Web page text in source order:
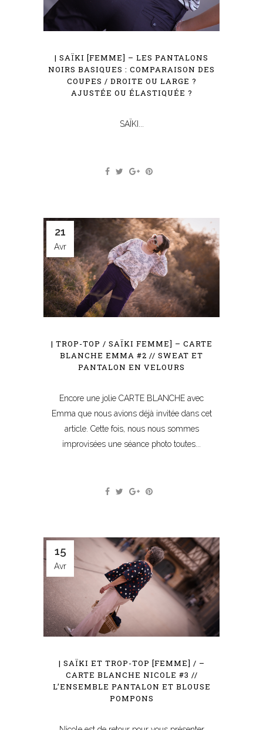
| SAÏKI [FEMME] – LES PANTALONS
NOIRS BASIQUES : COMPARAISON DES
COUPES / DROITE OU LARGE ?
AJUSTÉE OU ÉLASTIQUÉE ?
SAÏKI...
21
Avr
| TROP-TOP / SAÏKI FEMME] – CARTE
BLANCHE EMMA #2 // SWEAT ET
PANTALON EN VELOURS
Encore une jolie CARTE BLANCHE avec
Emma que nous avions déjà invitée dans cet
article. Cette fois, nous nous sommes
improvisées une séance photo toutes...
15
Avr
| SAÏKI ET TROP-TOP [FEMME] / –
CARTE BLANCHE NICOLE #3 //
L’ENSEMBLE PANTALON ET BLOUSE
POMPONS